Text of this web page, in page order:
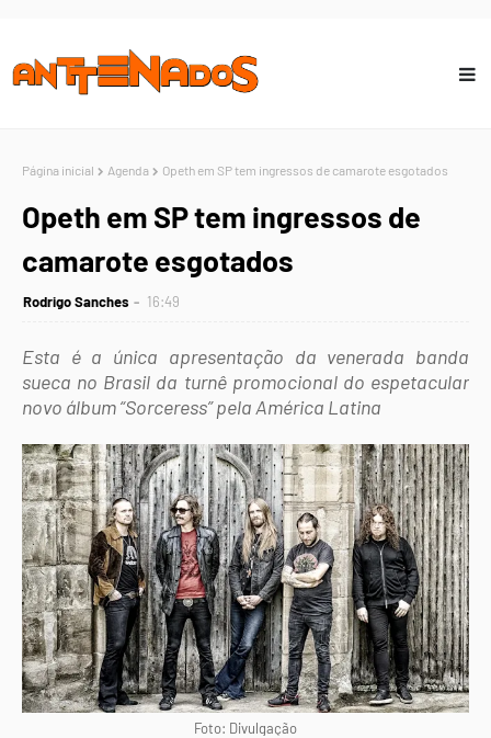
Página inicial Agenda Opeth em SP tem ingressos de camarote esgotados
Opeth em SP tem ingressos de
camarote esgotados
Rodrigo Sanches 16:49
Esta é a única apresentação da venerada banda
sueca no Brasil da turnê promocional do espetacular
novo álbum “Sorceress” pela América Latina
Foto: Divulgação